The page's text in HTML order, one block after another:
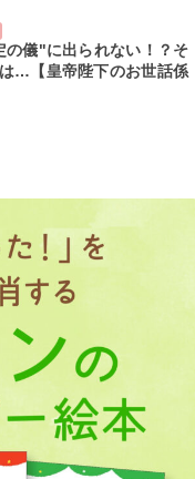
の儀"に出られない！？そ
…【皇帝陛下のお世話係